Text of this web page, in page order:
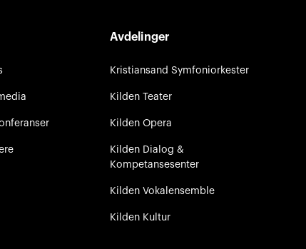
Avdelinger
Kristiansand Symfoniorkester
Kilden Teater
Kilden Opera
Kilden Dialog &
Kompetansesenter
Kilden Vokalensemble
Kilden Kultur